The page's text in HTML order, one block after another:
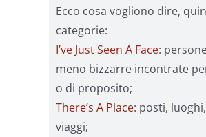
Ecco cosa vogliono dire,
categorie:
I’ve Just Seen A Face:
meno bizzarre incontrate
o di proposito;
There’s A Place: posti, luoghi,
viaggi;